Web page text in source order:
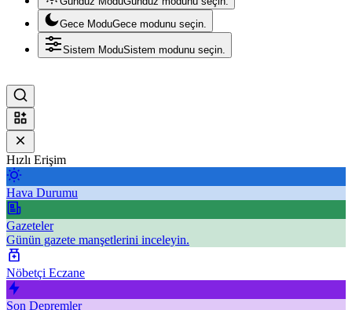
Gece ModuGece modunu seçin.
Sistem ModuSistem modunu seçin.
Hızlı Erişim
Hava Durumu
Gazeteler
Günün gazete manşetlerini inceleyin.
Nöbetçi Eczane
Son Depremler